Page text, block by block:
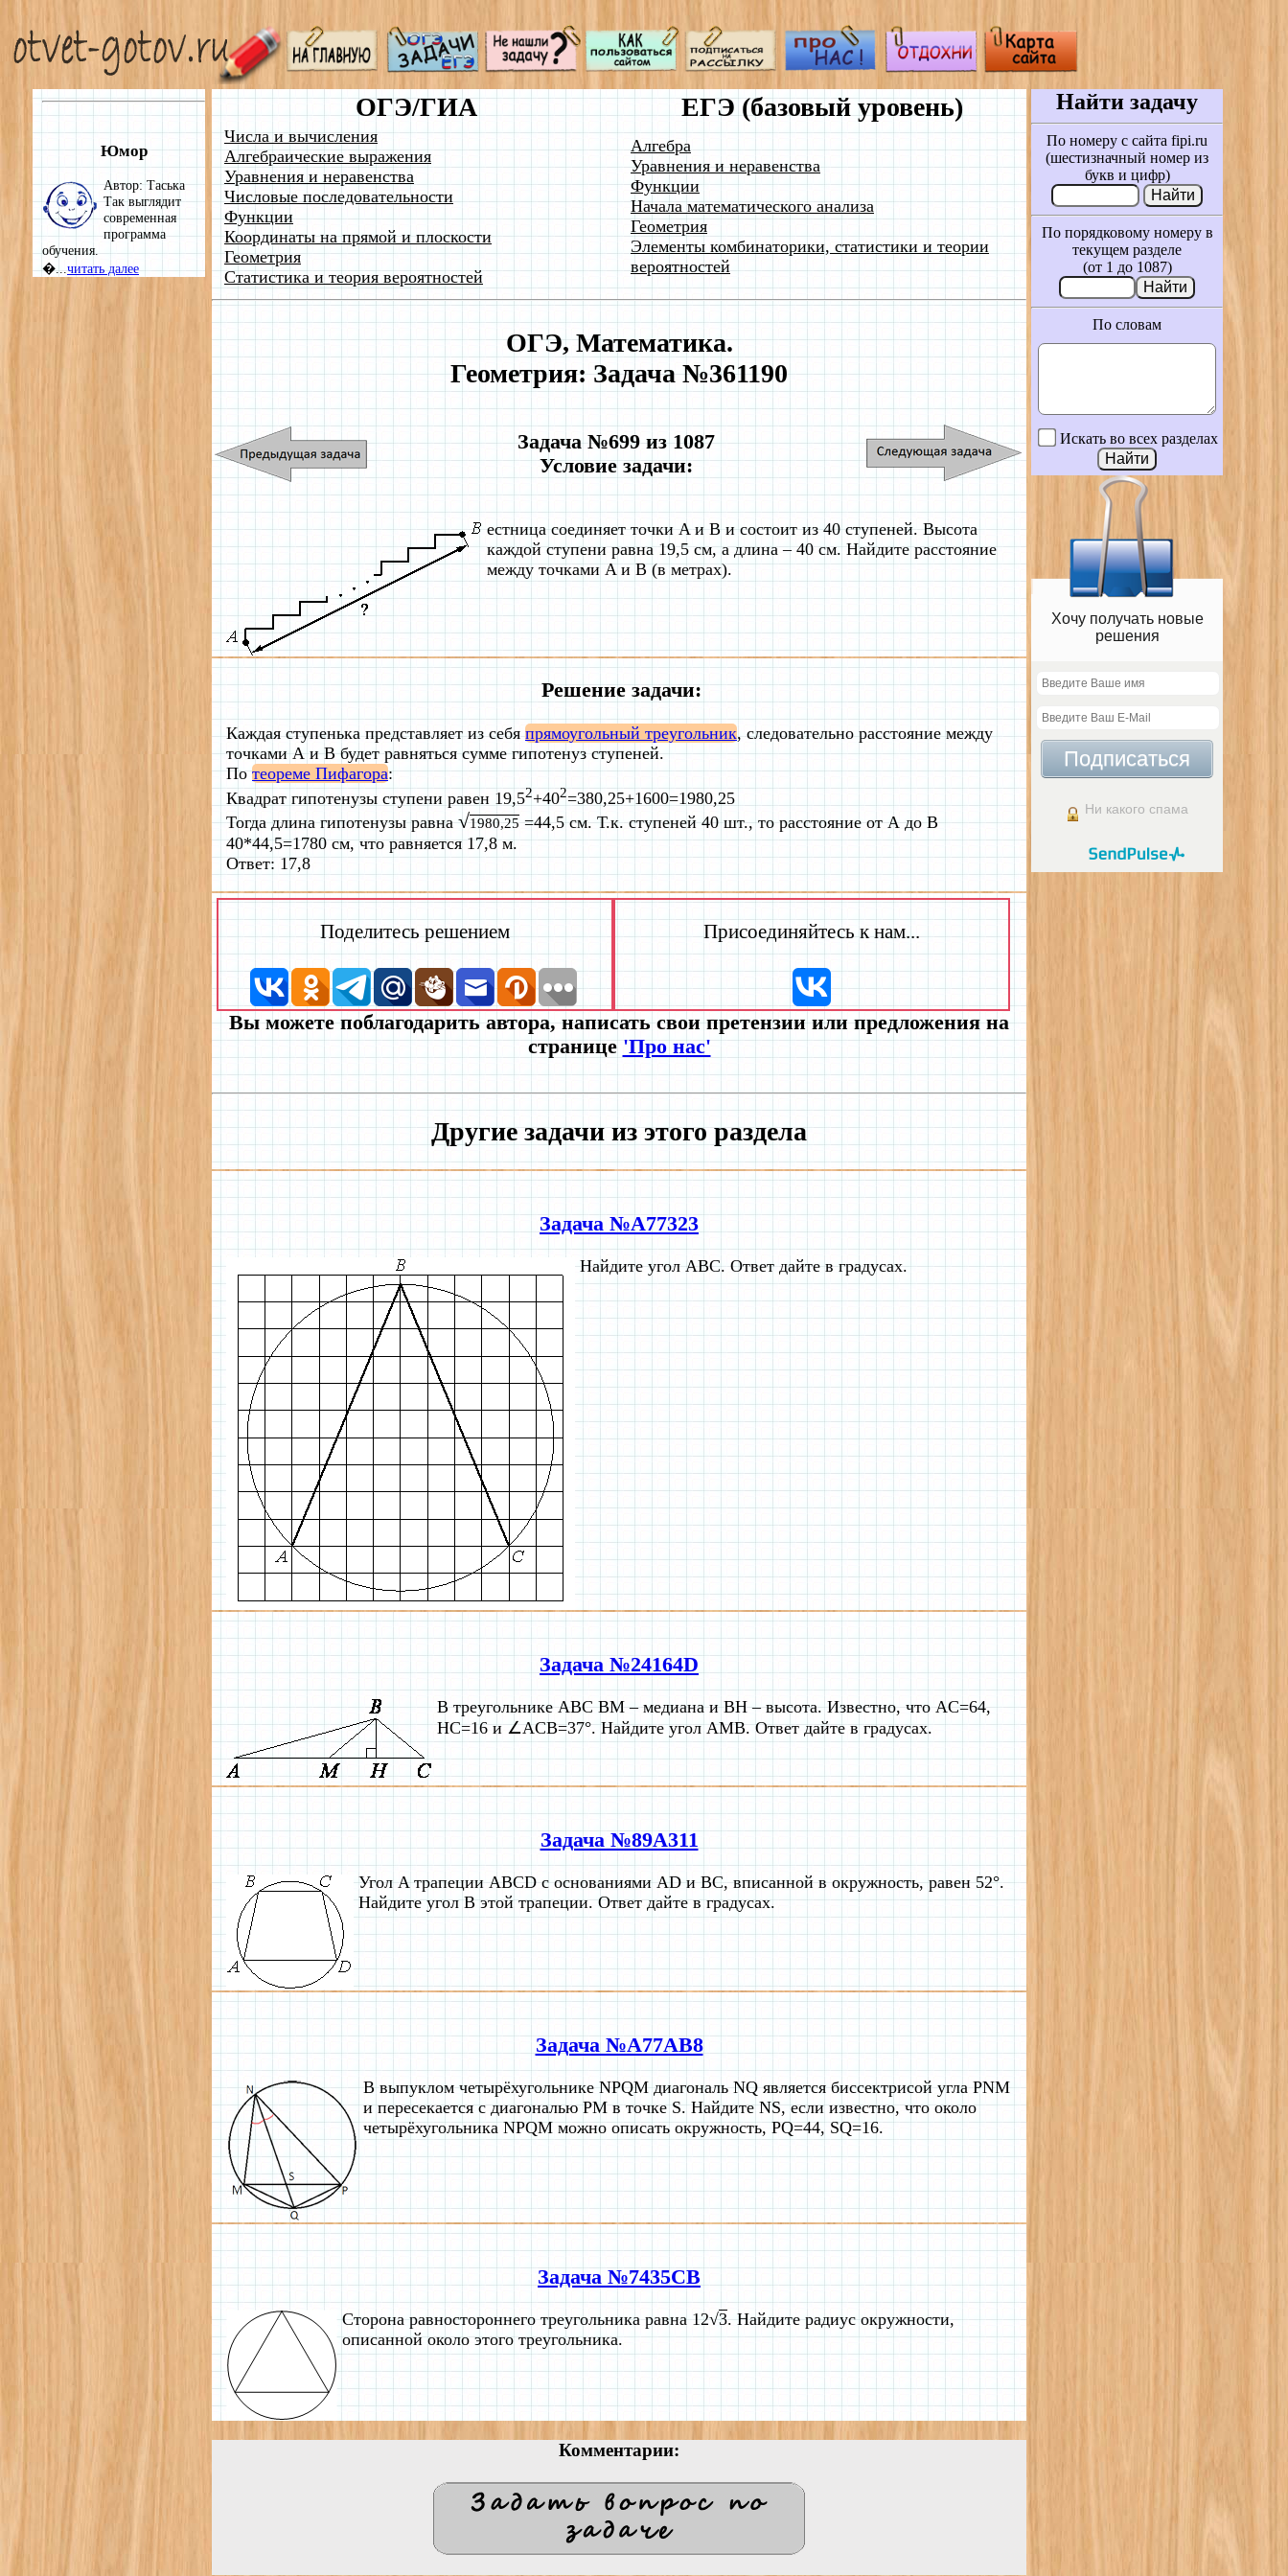
Юмор
Автор: Таська
Так выглядит
современная
программа
обучения.
�...читать далее
ОГЭ/ГИА ЕГЭ (базовый уровень)
Числа и вычисления
Алгебраические выражения
Уравнения и неравенства
Числовые последовательности
Функции
Координаты на прямой и плоскости
Геометрия
Статистика и теория вероятностей
Алгебра
Уравнения и неравенства
Функции
Начала математического анализа
Геометрия
Элементы комбинаторики, статистики и теории
вероятностей
ОГЭ, Математика.
Геометрия: Задача №361190
Задача №699 из 1087
Условие задачи:
естница соединяет точки A и B и состоит из 40 ступеней. Высота
каждой ступени равна 19,5 см, а длина – 40 см. Найдите расстояние
между точками A и B (в метрах).
Решение задачи:
Каждая ступенька представляет из себяпрямоугольный треугольник, следовательно расстояние между
точками А и В будет равняться сумме гипотенуз ступеней.
Потеореме Пифагора:
Квадрат гипотенузы ступени равен 19,52+402=380,25+1600=1980,25
Тогда длина гипотенузы равна√1980,25=44,5 см. Т.к. ступеней 40 шт., то расстояние от А до В
40*44,5=1780 см, что равняется 17,8 м.
Ответ: 17,8
Поделитесь решением Присоединяйтесь к нам...
Вы можете поблагодарить автора, написать свои претензии или предложения на
странице'Про нас'
Другие задачи из этого раздела
Задача №A77323
Найдите угол ABC. Ответ дайте в градусах.
Задача №24164D
В треугольнике ABC BM – медиана и BH – высота. Известно, что AC=64,
HC=16 и ∠ACB=37°. Найдите угол AMB. Ответ дайте в градусах.
Задача №89A311
Угол A трапеции ABCD с основаниями AD и BC, вписанной в окружность, равен 52°.
Найдите угол B этой трапеции. Ответ дайте в градусах.
Задача №A77AB8
В выпуклом четырёхугольнике NPQM диагональ NQ является биссектрисой угла PNM
и пересекается с диагональю PM в точке S. Найдите NS, если известно, что около
четырёхугольника NPQM можно описать окружность, PQ=44, SQ=16.
Задача №7435CB
Сторона равностороннего треугольника равна 12√3. Найдите радиус окружности,
описанной около этого треугольника.
Комментарии:
Найти задачу
По номеру с сайта fipi.ru
(шестизначный номер из
букв и цифр)
По порядковому номеру в
текущем разделе
(от 1 до 1087)
По словам
Искать во всех разделах
Хочу получать новые
решения
Подписаться
Ни какого спама